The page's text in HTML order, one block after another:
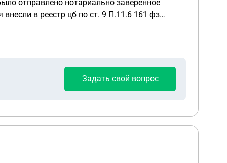
в реестр цб по ст. 9 П.11.6 161 фз
Задать свой вопрос